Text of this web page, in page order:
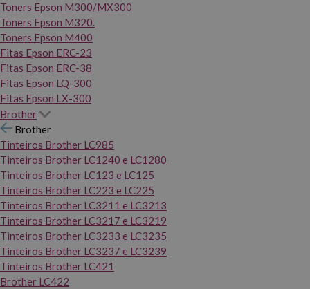
Toners Epson M300/MX300
Toners Epson M320.
Toners Epson M400
Fitas Epson ERC-23
Fitas Epson ERC-38
Fitas Epson LQ-300
Fitas Epson LX-300
Brother
Brother
Tinteiros Brother LC985
Tinteiros Brother LC1240 e LC1280
Tinteiros Brother LC123 e LC125
Tinteiros Brother LC223 e LC225
Tinteiros Brother LC3211 e LC3213
Tinteiros Brother LC3217 e LC3219
Tinteiros Brother LC3233 e LC3235
Tinteiros Brother LC3237 e LC3239
Tinteiros Brother LC421
Brother LC422